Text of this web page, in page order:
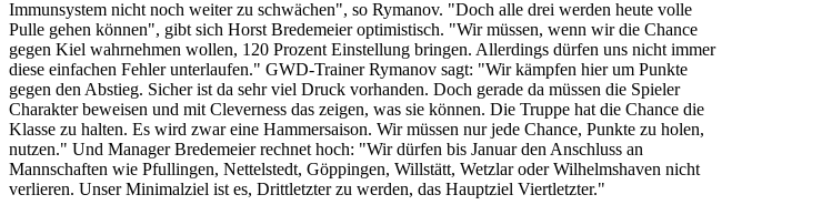
Immunsystem nicht noch weiter zu schwächen", so Rymanov. "Doch alle drei werden heute volle
Pulle gehen können", gibt sich Horst Bredemeier optimistisch. "Wir müssen, wenn wir die Chance
gegen Kiel wahrnehmen wollen, 120 Prozent Einstellung bringen. Allerdings dürfen uns nicht immer
diese einfachen Fehler unterlaufen." GWD-Trainer Rymanov sagt: "Wir kämpfen hier um Punkte
gegen den Abstieg. Sicher ist da sehr viel Druck vorhanden. Doch gerade da müssen die Spieler
Charakter beweisen und mit Cleverness das zeigen, was sie können. Die Truppe hat die Chance die
Klasse zu halten. Es wird zwar eine Hammersaison. Wir müssen nur jede Chance, Punkte zu holen,
nutzen." Und Manager Bredemeier rechnet hoch: "Wir dürfen bis Januar den Anschluss an
Mannschaften wie Pfullingen, Nettelstedt, Göppingen, Willstätt, Wetzlar oder Wilhelmshaven nicht
verlieren. Unser Minimalziel ist es, Drittletzter zu werden, das Hauptziel Viertletzter."